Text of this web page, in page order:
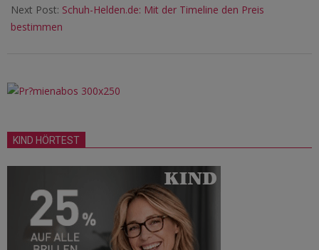
Next Post: Schuh-Helden.de: Mit der Timeline den Preis
bestimmen
KIND HÖRTEST